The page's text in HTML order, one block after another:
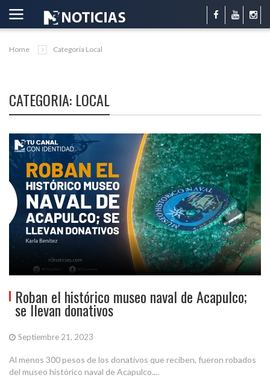
Home Categoria Local
CATEGORIA: LOCAL
Roban el histórico museo naval de Acapulco;
se llevan donativos
Septiembre 21, 2023
Al menos 300 pesos de los donativos que reciben, fueron robados
del museo histórico naval de Acapulco....